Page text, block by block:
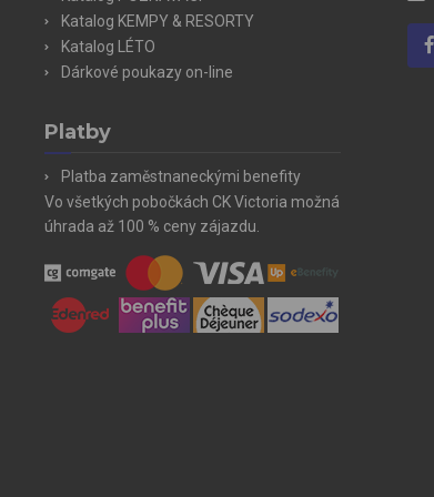
Katalog KEMPY & RESORTY
Katalog LÉTO
Dárkové poukazy on-line
Platby
Platba zaměstnaneckými benefity
Vo všetkých pobočkách CK Victoria možná
úhrada až 100 % ceny zájazdu.